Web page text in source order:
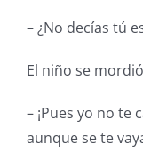
– ¿No decías tú
El niño se
– ¡Pues yo no
aunque se te